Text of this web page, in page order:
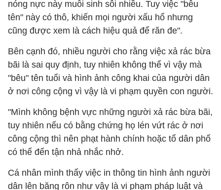
nóng nực này muỗi sinh sôi nhiều. Tuy việc "bêu
tên" này có thô, khiến mọi người xấu hổ nhưng
cũng được xem là cách hiệu quả để răn đe".
Bên cạnh đó, nhiều người cho rằng việc xả rác bừa
bãi là sai quy định, tuy nhiên không thể vì vậy mà
"bêu" tên tuổi và hình ảnh công khai của người dân
ở nơi công cộng vì vậy là vi phạm quyền con người.
"Mình không bệnh vực những người xả rác bừa bãi,
tuy nhiên nếu có bằng chứng họ lén vứt rác ở nơi
công cộng thì nên phạt hành chính hoặc tổ dân phố
có thể đến tận nhả nhắc nhở.
Cá nhân mình thấy việc in thông tin hình ảnh người
dân lên băng rôn như vậy là vi phạm pháp luật và